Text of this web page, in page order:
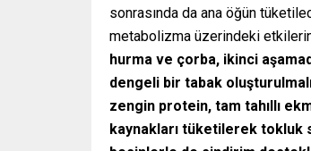
sonrasında da ana öğün
metabolizma üzerindeki
hurma ve çorba, ikinci
dengeli bir tabak
zengin protein, tam tahıllı
kaynakları tüketilerek tokluk